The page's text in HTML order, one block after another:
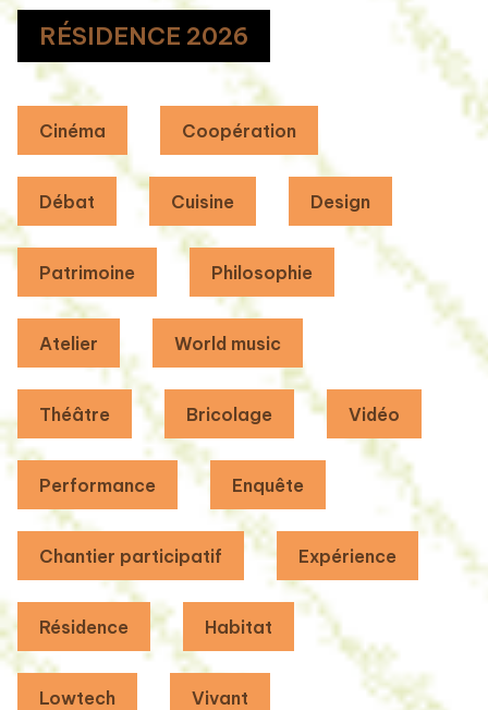
RÉSIDENCE 2026
Cinéma Coopération
Débat Cuisine Design
Patrimoine Philosophie
Atelier World music
Théâtre Bricolage Vidéo
Performance Enquête
Chantier participatif Expérience
Résidence Habitat
Lowtech Vivant